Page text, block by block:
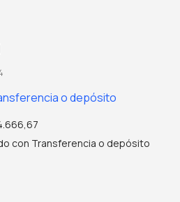
o depósito
con Transferencia o depósito